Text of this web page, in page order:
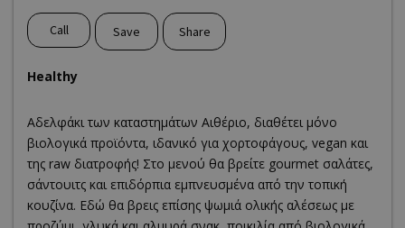
Call Save Share
Healthy
Αδελφάκι των καταστημάτων Αιθέριο, διαθέτει μόνο
βιολογικά προϊόντα, ιδανικό για χορτοφάγους, vegan και
της raw διατροφής! Στο μενού θα βρείτε gourmet σαλάτες,
σάντουιτς και επιδόρπια εμπνευσμένα από την τοπική
κουζίνα. Εδώ θα βρεις επίσης ψωμιά ολικής αλέσεως με